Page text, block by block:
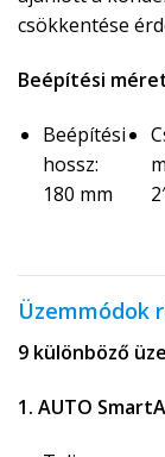
csökkentése
Beépítési
Beépítési
hossz:
180 mm
Üzemmódok
9 különböző
1. AUTO